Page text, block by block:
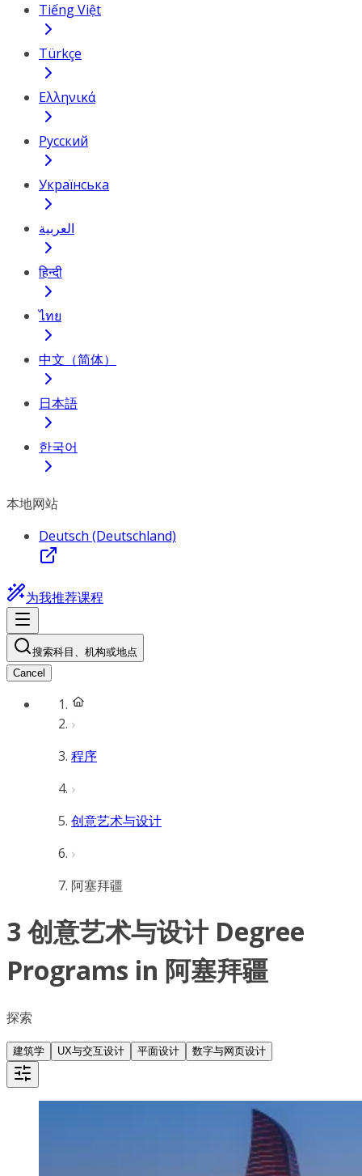
Tiếng Việt
Türkçe
Ελληνικά
Русский
Українська
العربية
हिन्दी
ไทย
中文（简体）
日本語
한국어
本地网站
Deutsch (Deutschland)
为我推荐课程
搜索科目、机构或地点
Cancel
程序
创意艺术与设计
阿塞拜疆
3 创意艺术与设计 Degree
Programs in 阿塞拜疆
探索
建筑学 UX与交互设计 平面设计 数字与网页设计